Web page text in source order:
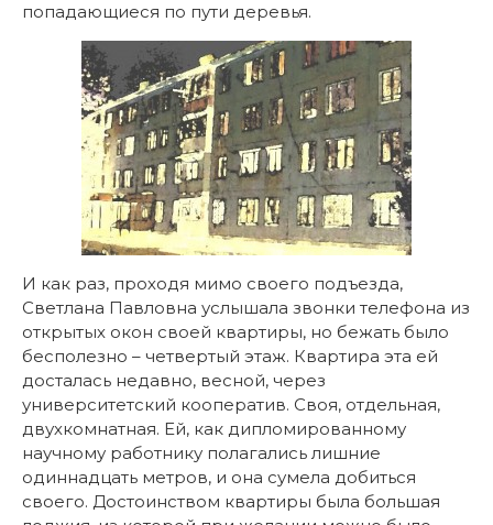
попадающиеся по пути деревья.
И как раз, проходя мимо своего подъезда,
Светлана Павловна услышала звонки телефона из
открытых окон своей квартиры, но бежать было
бесполезно – четвертый этаж. Квартира эта ей
досталась недавно, весной, через
университетский кооператив. Своя, отдельная,
двухкомнатная. Ей, как дипломированному
научному работнику полагались лишние
одиннадцать метров, и она сумела добиться
своего. Достоинством квартиры была большая